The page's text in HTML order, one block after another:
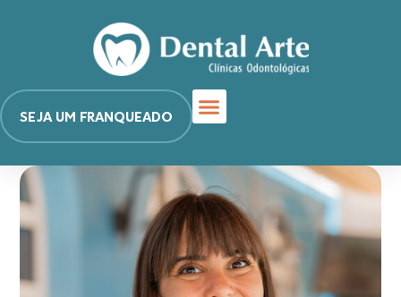
SEJA UM FRANQUEADO